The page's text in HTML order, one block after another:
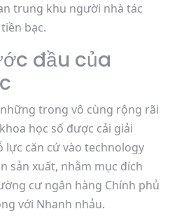
trung khu người nhà tác
bạc.
đầu của
trong vô cùng rộng rãi
học số được cải giải
lực căn cứ vào technology
sản xuất, nhằm mục đích
cư ngân hàng Chính phủ
với Nhanh nhảu.